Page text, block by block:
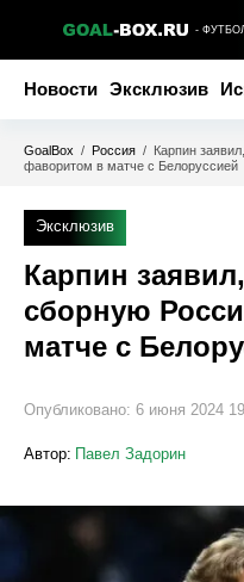
-
Новости Эксклюзив
GoalBox / Россия / Карпин
фаворитом в матче с Белоруссией
Эксклюзив
Карпин
сборную
матче с
Опубликовано: 6 июня 2024
Автор: Павел Задорин